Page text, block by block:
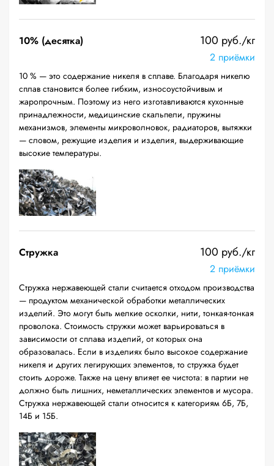
10% (десятка) 100 руб./кг
2 приёмки
10 % — это содержание никеля в сплаве. Благодаря никелю
сплав становится более гибким, износоустойчивым и
жаропрочным. Поэтому из него изготавливаются кухонные
принадлежности, медицинские скальпели, пружины
механизмов, элементы микроволновок, радиаторов, вытяжки
— словом, режущие изделия и изделия, выдерживающие
высокие температуры.
Стружка 100 руб./кг
2 приёмки
Стружка нержавеющей стали считается отходом производства
— продуктом механической обработки металлических
изделий. Это могут быть мелкие осколки, нити, тонкая-тонкая
проволока. Стоимость стружки может варьироваться в
зависимости от сплава изделий, от которых она
образовалась. Если в изделиях было высокое содержание
никеля и других легирующих элементов, то стружка будет
стоить дороже. Также на цену влияет ее чистота: в партии не
должно быть лишних, неметаллических элементов и мусора.
Стружка нержавеющей стали относится к категориям 6Б, 7Б,
14Б и 15Б.